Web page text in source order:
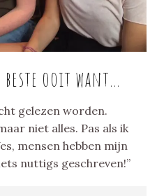
beste ooit want…
gelezen worden.
niet alles. Pas als ik
mensen hebben mijn
nuttigs geschreven!”